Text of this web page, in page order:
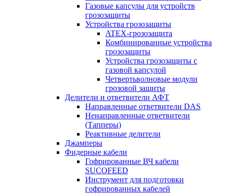
Газовые капсулы для устройств
грозозащиты
Устройства грозозащиты
ATEX-грозозащита
Комбинированные устройства
грозозащиты
Устройства грозозащиты с
газовой капсулой
Четвертьволновые модули
грозовой защиты
Делители и ответвители АФТ
Направленные ответвители DAS
Ненаправленные ответвители
(Тапперы)
Реактивные делители
Джамперы
Фидерные кабели
Гофрированные ВЧ кабели
SUCOFEED
Инструмент для подготовки
гофрированных кабелей